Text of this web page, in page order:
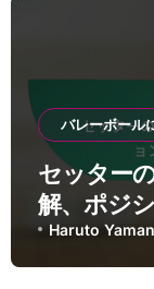
バレーボール
セッター
解、ポジ
ミクス
Haruto